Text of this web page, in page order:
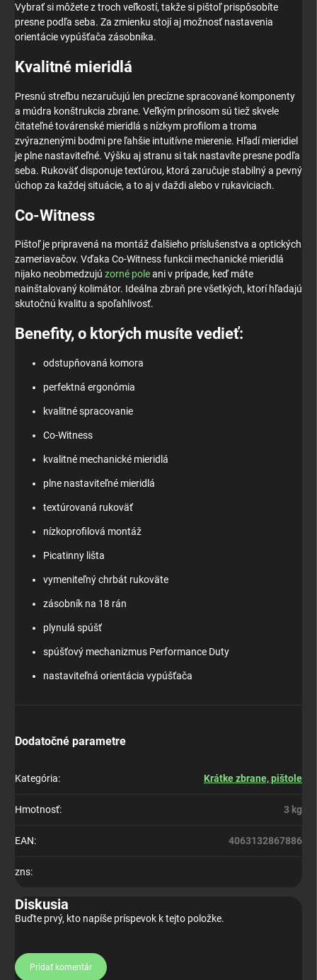
Vybrať si môžete z troch veľkostí, takže si pištoľ prispôsobíte
presne podľa seba. Za zmienku stojí aj možnosť nastavenia
orientácie vypúšťača zásobníka.
Kvalitné mieridlá
Presnú streľbu nezaručujú len precízne spracované komponenty
a múdra konštrukcia zbrane. Veľkým prínosom sú tiež skvele
čitateľné továrenské mieridlá s nízkym profilom a troma
zvýraznenými bodmi pre ľahšie intuitívne mierenie. Hľadí mieridiel
je plne nastaviteľné. Výšku aj stranu si tak nastavíte presne podľa
seba. Rukoväť disponuje textúrou, ktorá zaručuje stabilný a pevný
úchop za každej situácie, a to aj v daždi alebo v rukaviciach.
Co-Witness
Pištoľ je pripravená na montáž ďalšieho príslušenstva a optických
zameriavačov. Vďaka Co-Witness funkcii mechanické mieridlá
nijako neobmedzujú zorné poleani v prípade, keď máte
nainštalovaný kolimátor. Ideálna zbraň pre všetkých, ktorí hľadajú
skutočnú kvalitu a spoľahlivosť.
Benefity, o ktorých musíte vedieť:
odstupňovaná komora
perfektná ergonómia
kvalitné spracovanie
Co-Witness
kvalitné mechanické mieridlá
plne nastaviteľné mieridlá
textúrovaná rukoväť
nízkoprofilová montáž
Picatinny lišta
vymeniteľný chrbát rukoväte
zásobník na 18 rán
plynulá spúšť
spúšťový mechanizmus Performance Duty
nastaviteľná orientácia vypúšťača
Dodatočné parametre
Kategória: Krátke zbrane, pištole
Hmotnosť: 3 kg
EAN: 4063132867886
zns:
Diskusia
Buďte prvý, kto napíše príspevok k tejto položke.
Pridať komentár